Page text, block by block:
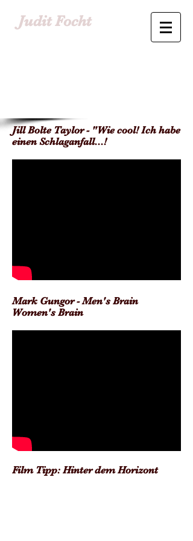
Judit Focht
Jill Bolte Taylor - "Wie cool! Ich habe
einen Schlaganfall...!
Mark Gungor - Men's Brain
Women's Brain
Film Tipp: Hinter dem Horizont